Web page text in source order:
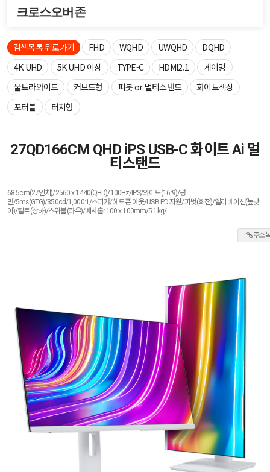
크로스오버존
검색목록 뒤로가기 FHD WQHD UWQHD
DQHD
4K UHD
5K UHD 이상 TYPE-C HDMI2.1
게이밍
울트라와이드
커브드형 피봇 or 멀티스탠드
화이트색상
포터블
터치형
27QD166CM QHD iPS USB-C 화이트 Ai 멀
티스탠드
68.5cm(27인치)/2560 x 1440(QHD)/100Hz/IPS/와이드(16:9)/평
면/5ms(GTG)/350cd/1,000:1/스피커/헤드폰 아웃/USB PD 지원/피벗(회전)/엘리베이션(높낮
이)/틸트(상하)/스위블(좌우)/베사홀: 100 x 100mm/5.1kg/
주소